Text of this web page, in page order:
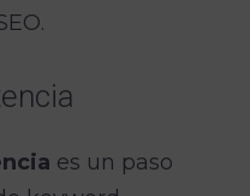
es un paso